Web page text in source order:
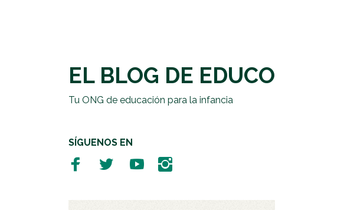
EL BLOG DE EDUCO
Tu ONG de educación para la infancia
SÍGUENOS EN